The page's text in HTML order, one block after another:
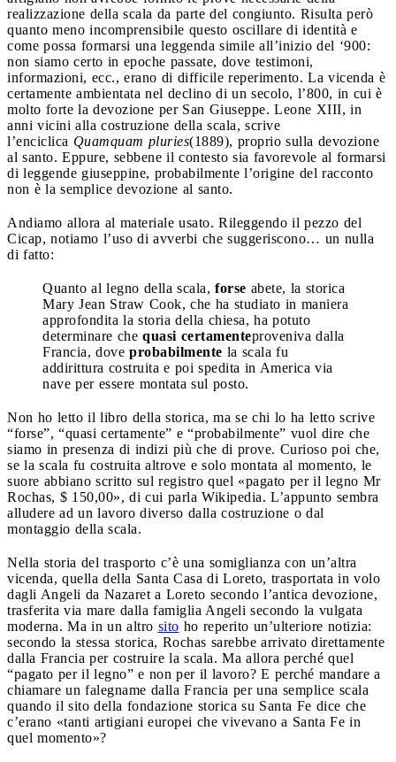
realizzazione della scala da parte del congiunto. Risulta però
quanto meno incomprensibile questo oscillare di identità e
come possa formarsi una leggenda simile all’inizio del ‘900:
non siamo certo in epoche passate, dove testimoni,
informazioni, ecc., erano di difficile reperimento. La vicenda è
certamente ambientata nel declino di un secolo, l’800, in cui è
molto forte la devozione per San Giuseppe. Leone XIII, in
anni vicini alla costruzione della scala, scrive
l’enciclica Quamquam pluries(1889), proprio sulla devozione
al santo. Eppure, sebbene il contesto sia favorevole al formarsi
di leggende giuseppine, probabilmente l’origine del racconto
non è la semplice devozione al santo.
Andiamo allora al materiale usato. Rileggendo il pezzo del
Cicap, notiamo l’uso di avverbi che suggeriscono… un nulla
di fatto:
Quanto al legno della scala, forse abete, la storica
Mary Jean Straw Cook, che ha studiato in maniera
approfondita la storia della chiesa, ha potuto
determinare che quasi certamenteproveniva dalla
Francia, dove probabilmente la scala fu
addirittura costruita e poi spedita in America via
nave per essere montata sul posto.
Non ho letto il libro della storica, ma se chi lo ha letto scrive
“forse”, “quasi certamente” e “probabilmente” vuol dire che
siamo in presenza di indizi più che di prove. Curioso poi che,
se la scala fu costruita altrove e solo montata al momento, le
suore abbiano scritto sul registro quel «pagato per il legno Mr
Rochas, $ 150,00», di cui parla Wikipedia. L’appunto sembra
alludere ad un lavoro diverso dalla costruzione o dal
montaggio della scala.
Nella storia del trasporto c’è una somiglianza con un’altra
vicenda, quella della Santa Casa di Loreto, trasportata in volo
dagli Angeli da Nazaret a Loreto secondo l’antica devozione,
trasferita via mare dalla famiglia Angeli secondo la vulgata
moderna. Ma in un altro sito ho reperito un’ulteriore notizia:
secondo la stessa storica, Rochas sarebbe arrivato direttamente
dalla Francia per costruire la scala. Ma allora perché quel
“pagato per il legno” e non per il lavoro? E perché mandare a
chiamare un falegname dalla Francia per una semplice scala
quando il sito della fondazione storica su Santa Fe dice che
c’erano «tanti artigiani europei che vivevano a Santa Fe in
quel momento»?